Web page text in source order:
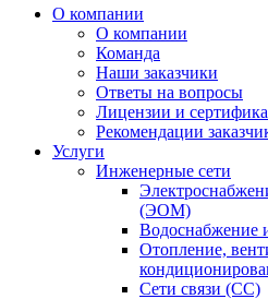
О компании
О компании
Команда
Наши заказчики
Ответы на вопросы
Лицензии и
Рекомендации
Услуги
Инженерные сети
(ЭОМ)
Водоснабжение
Отопление,
Сети связи (СС)